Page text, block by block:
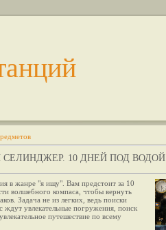
10 ДНЕЙ ПОД ВОДОЙ
в жанре "я ищу". Вам предстоит за 10
волшебного компаса, чтобы вернуть
Задача не из легких, ведь поиски
ждут увлекательные погружения, поиск
путешествие по всему